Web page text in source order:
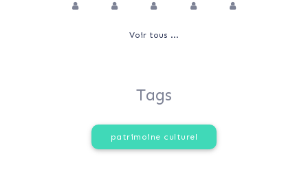
Voir tous ...
Tags
patrimoine culturel